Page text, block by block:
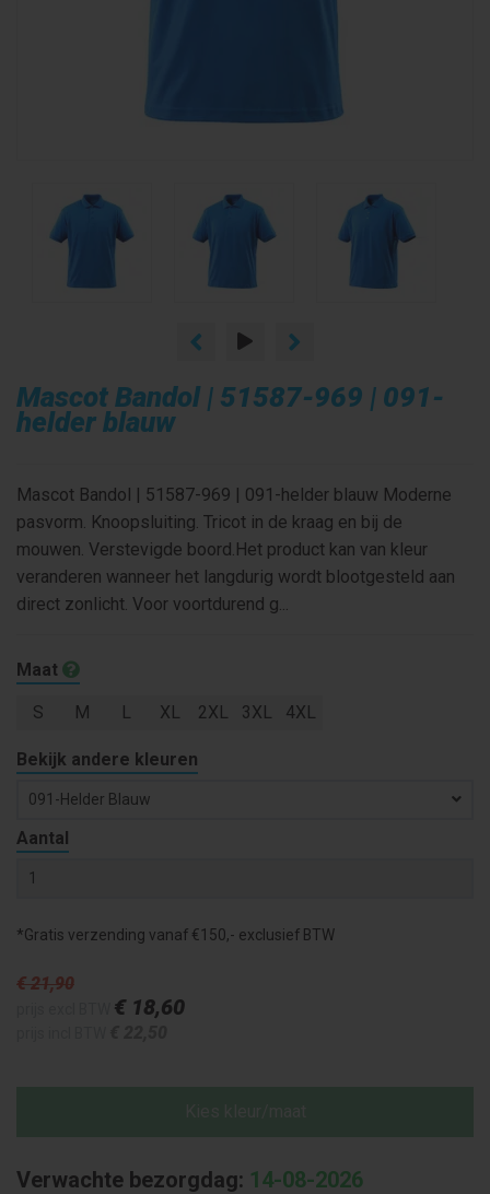
Mascot Bandol | 51587-969 | 091-
helder blauw
Mascot Bandol | 51587-969 | 091-helder blauw Moderne
pasvorm. Knoopsluiting. Tricot in de kraag en bij de
mouwen. Verstevigde boord.Het product kan van kleur
veranderen wanneer het langdurig wordt blootgesteld aan
direct zonlicht. Voor voortdurend g...
Maat
S M L XL 2XL 3XL 4XL
Bekijk andere kleuren
091-Helder Blauw
Aantal
*Gratis verzending vanaf €150,- exclusief BTW
€ 21,90
€ 18,60
Verwachte bezorgdag: 14-08-2026